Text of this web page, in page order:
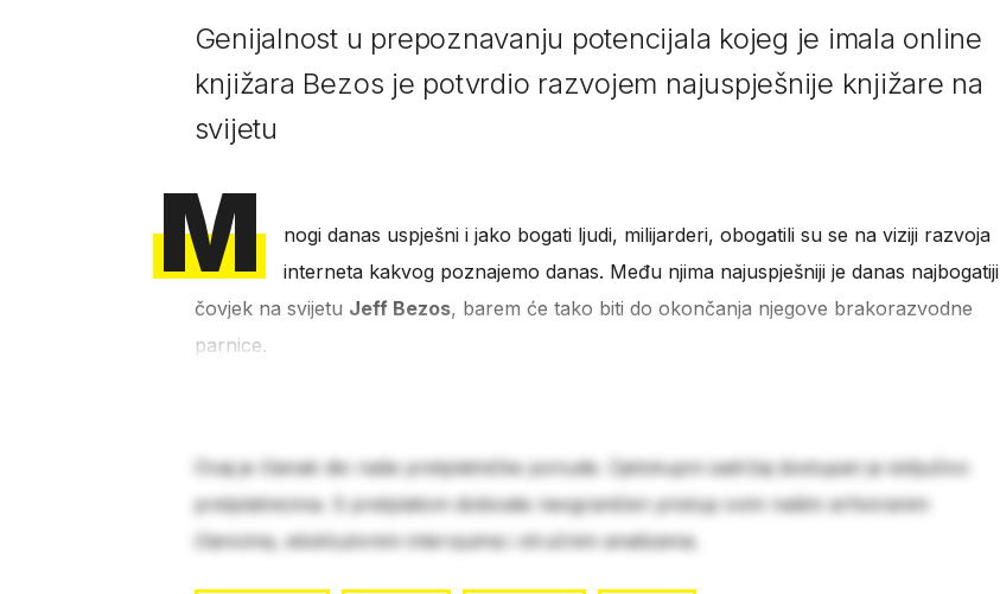
Genijalnost u prepoznavanju potencijala kojeg je imala online
knjižara Bezos je potvrdio razvojem najuspješnije knjižare na
svijetu
M
nogi danas uspješni i jako bogati ljudi, milijarderi, obogatili su se na viziji razvoja
interneta kakvog poznajemo danas. Među njima najuspješniji je danas najbogatiji
čovjek na svijetu Jeff Bezos, barem će tako biti do okončanja njegove brakorazvodne
parnice.
Ovaj je članak dio naše pretplatničke ponude. Cjelokupni sadržaj dostupan je isključivo
pretplatnicima. S pretplatom dobivate neograničen pristup svim našim arhiviranim
člancima, ekskluzivnim intervjuima i stručnim analizama.